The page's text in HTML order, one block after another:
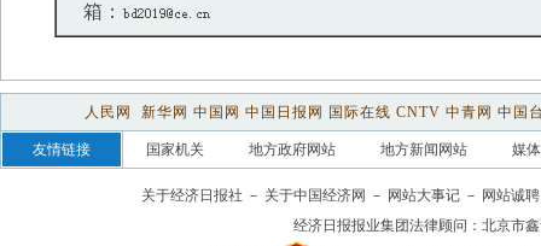
箱：
人民网 新华网 中国网 中国日报网 国际在线 CNTV 中青网 中国
友情链接 国家机关 地方政府网站 地方新闻网站 媒
关于经济日报社 － 关于中国经济网 － 网站大事记 － 网站诚聘
经济日报报业集团法律顾问： 北京市